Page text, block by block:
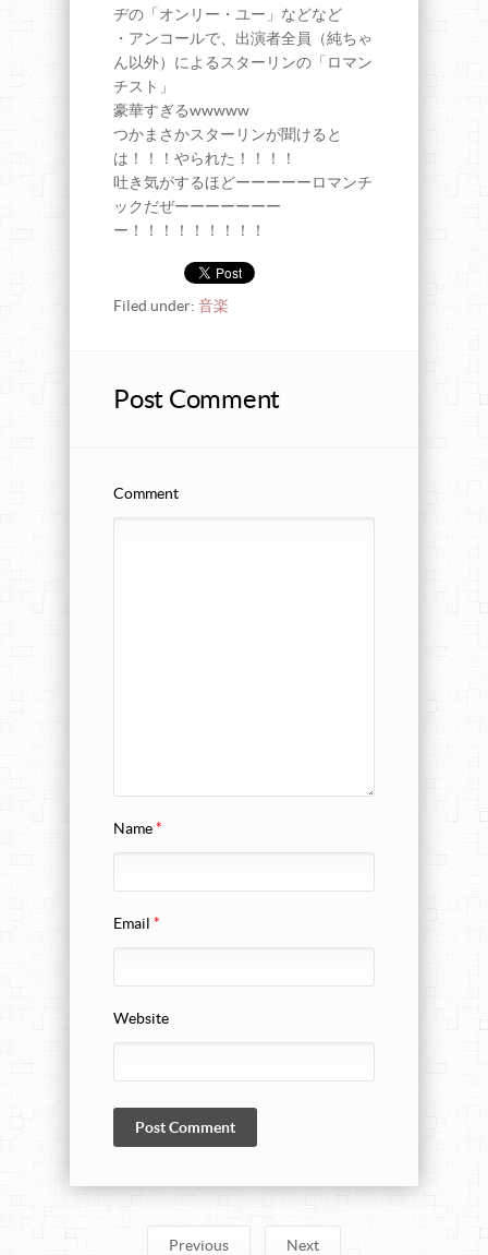
ヂの「オンリー・ユー」などなど
・アンコールで、出演者全員（純ちゃ
ん以外）によるスターリンの「ロマン
チスト」
豪華すぎるwwwww
つかまさかスターリンが聞けると
は！！！やられた！！！！
吐き気がするほどーーーーーロマンチ
ックだぜーーーーーーー
ー！！！！！！！！！
Filed under: 音楽
Post Comment
Comment
Name*
Email *
Website
Previous Next